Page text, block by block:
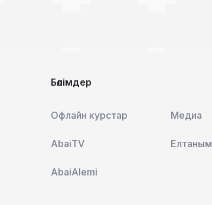
Бөлімдер
Офлайн курстар Медиа
AbaiTV Елтаным
AbaiAlemi